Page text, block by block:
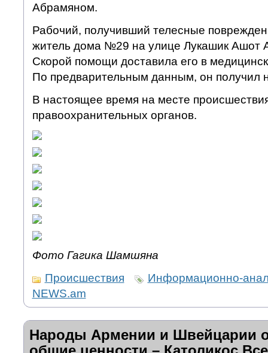
Абрамяном.
Рабочий, получивший телесные
житель дома №29 на улице Лукашик Ашот
Скорой помощи доставила его в
По предварительным данным, он получил
В настоящее время на месте
правоохранительных органов.
Фото Гагика Шамшяна
Происшествия
Информационно-
NEWS.am
Народы Армении и Швейцарии